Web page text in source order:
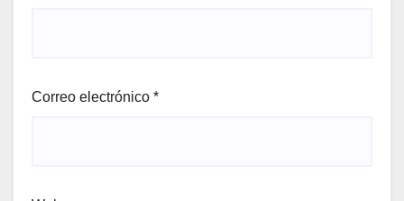
Correo electrónico *